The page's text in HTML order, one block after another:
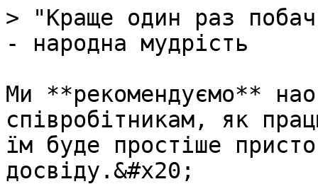
> "Краще один раз
- народна мудрість
Ми **рекомендуємо**
співробітникам, як
їм буде простіше
досвіду.&#x20;